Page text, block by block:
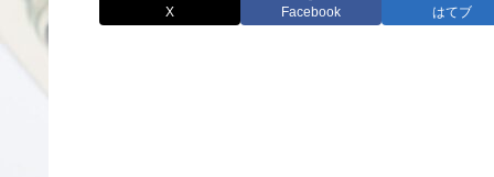
X Facebook はてブ